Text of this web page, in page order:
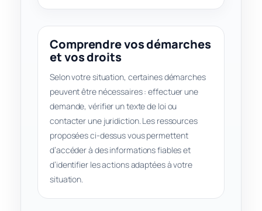
Comprendre vos démarches
et vos droits
Selon votre situation, certaines démarches
peuvent être nécessaires : effectuer une
demande, vérifier un texte de loi ou
contacter une juridiction. Les ressources
proposées ci-dessus vous permettent
d’accéder à des informations fiables et
d’identifier les actions adaptées à votre
situation.